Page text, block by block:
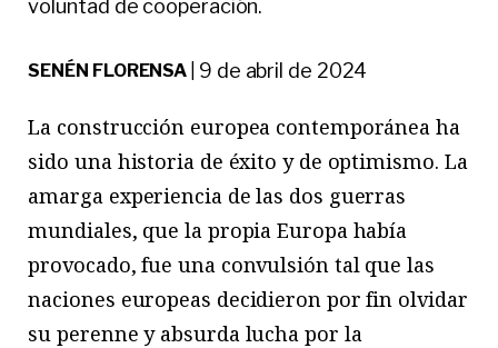
voluntad de cooperación.
SENÉN FLORENSA 9 de abril de 2024
La construcción europea contemporánea ha
sido una historia de éxito y de optimismo. La
amarga experiencia de las dos guerras
mundiales, que la propia Europa había
provocado, fue una convulsión tal que las
naciones europeas decidieron por fin olvidar
su perenne y absurda lucha por la